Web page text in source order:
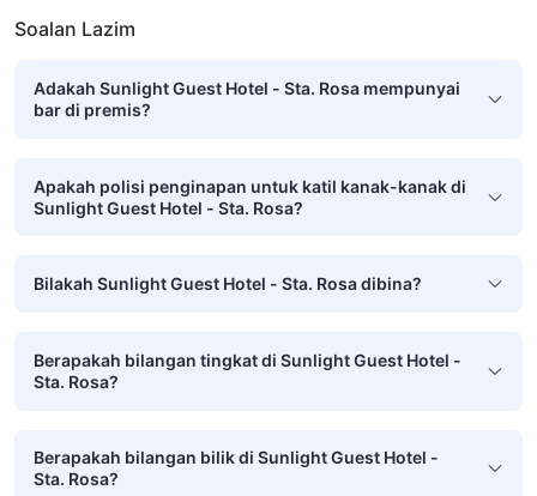
Soalan Lazim
Adakah Sunlight Guest Hotel - Sta. Rosa mempunyai
bar di premis?
Apakah polisi penginapan untuk katil kanak-kanak di
Sunlight Guest Hotel - Sta. Rosa?
Bilakah Sunlight Guest Hotel - Sta. Rosa dibina?
Berapakah bilangan tingkat di Sunlight Guest Hotel -
Sta. Rosa?
Berapakah bilangan bilik di Sunlight Guest Hotel -
Sta. Rosa?